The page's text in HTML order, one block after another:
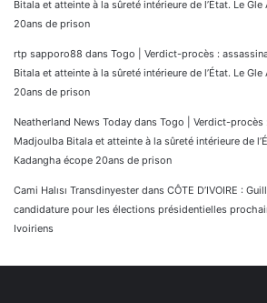
Bitala et atteinte à la sûreté intérieure de l’État. Le
20ans de prison
rtp sapporo88 dans Togo | Verdict-procès :
Bitala et atteinte à la sûreté intérieure de l’État. Le
20ans de prison
Neatherland News Today dans Togo | Verdict-procès
Madjoulba Bitala et atteinte à la sûreté intérieure de
Kadangha écope 20ans de prison
Cami Halısı Transdinyester dans CÔTE D’IVOIRE :
candidature pour les élections présidentielles
Ivoiriens